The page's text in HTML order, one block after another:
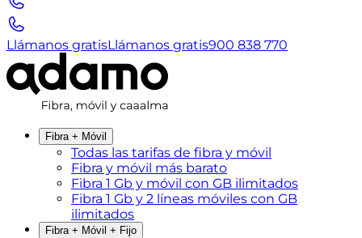
Llámanos gratisLlámanos gratis900 838 770
Fibra + Móvil
Todas las tarifas de fibra y móvil
Fibra y móvil más barato
Fibra 1 Gb y móvil con GB ilimitados
Fibra 1 Gb y 2 líneas móviles con GB
ilimitados
Fibra + Móvil + Fijo